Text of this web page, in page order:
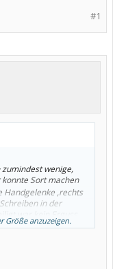
#1
zumindest wenige,
Sort machen
Handgelenke ,rechts
in der
Rat. Kann man noch
und Knie. Der
Größe anzuzeigen.